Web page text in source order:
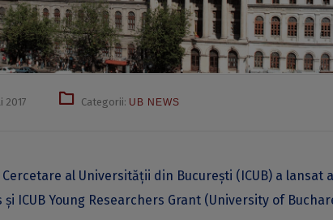
2017 Categorii: UB NEWS
al Universității din București (ICUB) a lansat
și ICUB Young Researchers Grant (University of